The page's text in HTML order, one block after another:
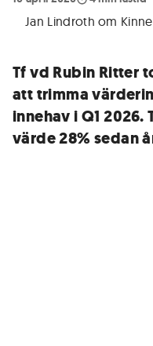
Jan Lindroth om
Tf vd Rubin Ritter
att trimma
innehav i Q1
värde 28% sedan